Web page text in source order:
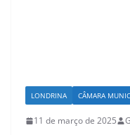
LONDRINA CÂMARA
11 de março de 2025